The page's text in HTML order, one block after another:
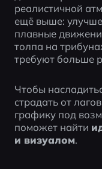
реалистичной
ещё выше:
плавные
толпа на
требуют больше
Чтобы
страдать от
графику под
поможет найти
и визуалом.